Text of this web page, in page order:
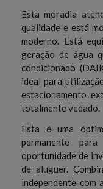
Esta moradia
qualidade e está
moderno. Está
geração de água
condicionado
ideal para
estacionamento
totalmente vedado.
Esta é uma
permanente
oportunidade de
de aluguer.
independente com